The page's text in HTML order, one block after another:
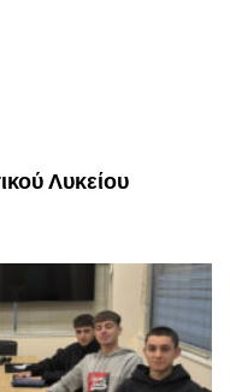
Λυκείου